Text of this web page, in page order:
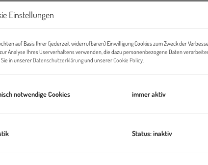
Einstellungen
auf Basis Ihrer (jederzeit widerrufbaren) Einwilligung Cookies zum Zweck der
Analyse Ihres Userverhaltens verwenden, die dazu personenbezogene Daten
in unserer Datenschutzerklärungund unsererCookie Policy
notwendige Cookies immer aktiv
Status: inaktiv